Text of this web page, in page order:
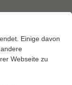
Einige davon
Webseite zu